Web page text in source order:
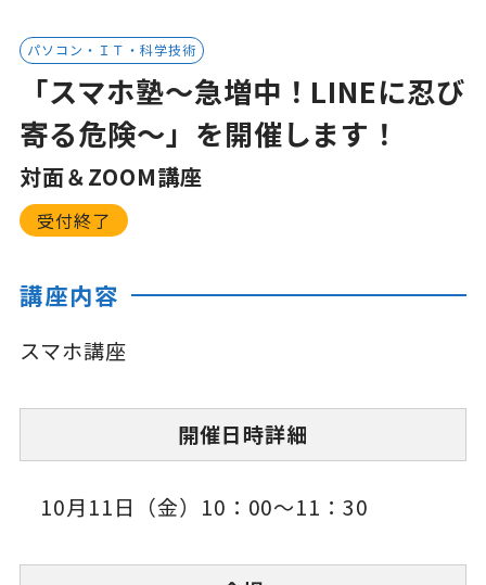
パソコン・ＩＴ・科学技術
「スマホ塾～急増中！LINEに忍び
寄る危険～」を開催します！
対面＆ZOOM講座
受付終了
講座内容
スマホ講座
開催日時詳細
10月11日（金）10：00～11：30